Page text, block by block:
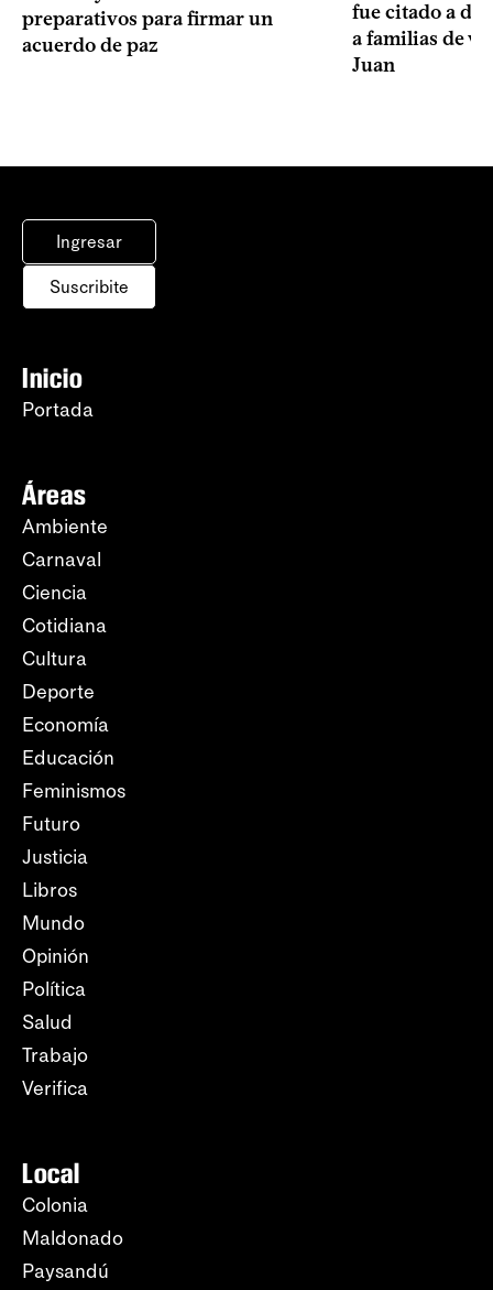
preparativos para firmar un
acuerdo de paz
fue citado a
a familias de
Juan
Ingresar
Suscribite
Inicio
Portada
Áreas
Ambiente
Carnaval
Ciencia
Cotidiana
Cultura
Deporte
Economía
Educación
Feminismos
Futuro
Justicia
Libros
Mundo
Opinión
Política
Salud
Trabajo
Verifica
Local
Colonia
Maldonado
Paysandú